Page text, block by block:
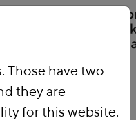
Financial Reform
Those have two
they are
for this website.